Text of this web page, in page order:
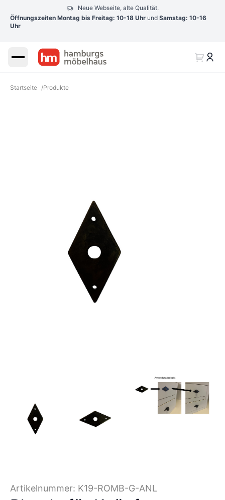
Neue Webseite, alte Qualität.
Öffnungszeiten Montag bis Freitag: 10-18 Uhr und Samstag: 10-16
Uhr
Startseite /Produkte
Artikelnummer: K19-ROMB-G-ANL